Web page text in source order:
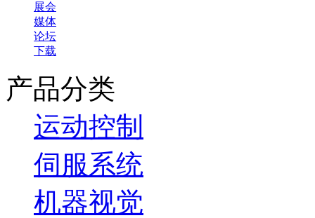
展会
媒体
论坛
下载
产品分类
运动控制
伺服系统
机器视觉